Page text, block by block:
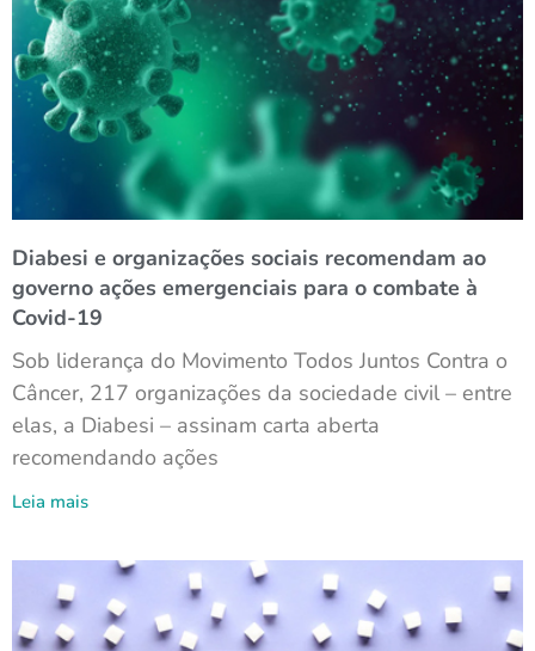
Diabesi e organizações sociais recomendam ao
governo ações emergenciais para o combate à
Covid-19
Sob liderança do Movimento Todos Juntos Contra o
Câncer, 217 organizações da sociedade civil – entre
elas, a Diabesi – assinam carta aberta
recomendando ações
Leia mais